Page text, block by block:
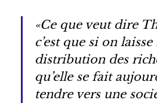
«Ce que veut dire
c’est que si on
distribution des
qu’elle se fait
tendre vers une